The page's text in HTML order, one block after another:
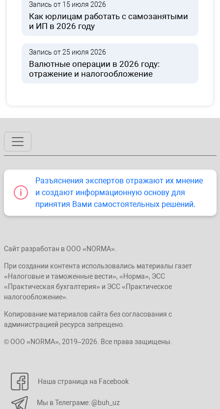
Запись от 15 июля 2026
Как юрлицам работать с самозанятыми
и ИП в 2026 году
Запись от 25 июля 2026
Валютные операции в 2026 году:
отражение и налогообложение
Разъяснения экспертов отражают их мнение
и создают информационную основу для
принятия Вами самостоятельных решений.
Сайт разработан в ООО «NORMA».
При создании контента использовались материалы газет
«Налоговые и таможенные вести», «Норма», ЭСС
«Практическая бухгалтерия» и ЭСС «Практическое
налогообложение».
Копирование материалов сайта без согласования с
администрацией ресурса запрещено.
© ООО «NORMA», 2019–2026. Все права защищены.
Наша страница на Facebook
Мы в Телеграме: @buh_uz